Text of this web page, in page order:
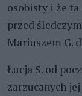
osobisty i że ta
przed
Mariuszem G.
Łucja S. od
zarzucanych